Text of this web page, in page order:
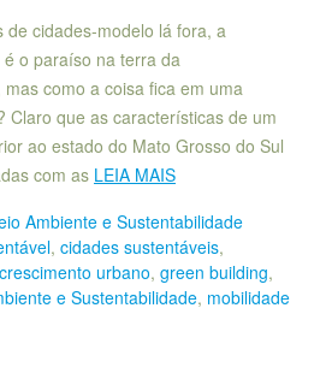
de cidades-modelo lá fora, a
o paraíso na terra da
como a coisa fica em uma
Claro que as características de um
ao estado do Mato Grosso do Sul
com as LEIA MAIS
Ambiente e Sustentabilidade
, cidades sustentáveis,
crescimento urbano, green building,
e Sustentabilidade, mobilidade